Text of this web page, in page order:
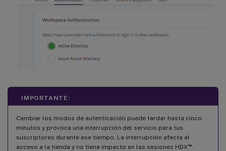
IMPORTANTE:
Cambiar los modos de autenticación puede tardar hasta cinco
minutos y provoca una interrupción del servicio para tus
suscriptores durante ese tiempo. La interrupción afecta al
acceso a la tienda y no tiene impacto en las sesiones HDX ™.